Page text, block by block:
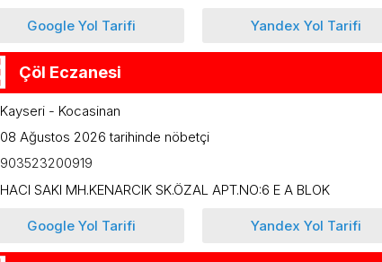
Google Yol Tarifi Yandex Yol Tarifi
Çöl Eczanesi
Kayseri - Kocasinan
08 Ağustos 2026 tarihinde nöbetçi
903523200919
HACI SAKI MH.KENARCIK SK.ÖZAL APT.NO:6 E A BLOK
Google Yol Tarifi Yandex Yol Tarifi